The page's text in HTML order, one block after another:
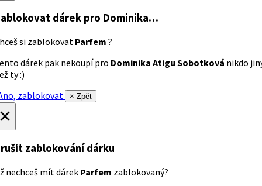
dárek pro Dominika…
si zablokovat Parfem ?
dárek pak nekoupí pro Dominika Atigu Sobotková nikdo
ty :)
zablokovat
× Zpět
zablokování dárku
nechceš mít dárek Parfem zablokovaný?